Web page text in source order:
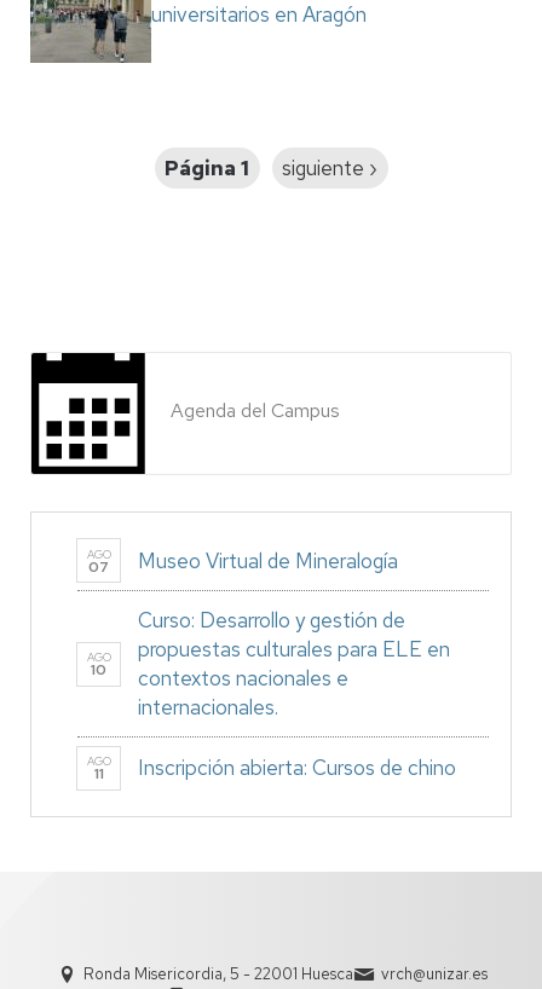
universitarios en Aragón
Página 1
Siguiente
siguiente ›
Agenda del Campus
AGO
07 Museo Virtual de Mineralogía
AGO
10
Curso: Desarrollo y gestión de
propuestas culturales para ELE en
contextos nacionales e
internacionales.
AGO
11 Inscripción abierta: Cursos de chino
Ronda Misericordia, 5 - 22001 Huesca
vrch@unizar.es